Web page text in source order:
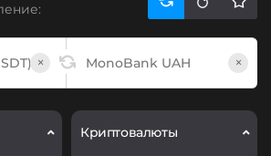
× ×
Криптовалюты